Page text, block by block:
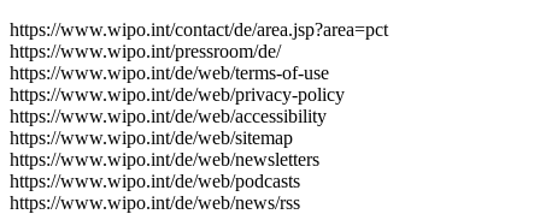
https://www.wipo.int/contact/de/area.jsp?area=pct
https://www.wipo.int/pressroom/de/
https://www.wipo.int/de/web/terms-of-use
https://www.wipo.int/de/web/privacy-policy
https://www.wipo.int/de/web/accessibility
https://www.wipo.int/de/web/sitemap
https://www.wipo.int/de/web/newsletters
https://www.wipo.int/de/web/podcasts
https://www.wipo.int/de/web/news/rss